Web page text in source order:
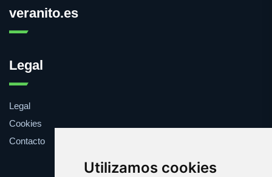
Utilizamos cookies
veranito.es
Legal
Legal
Cookies
Contacto